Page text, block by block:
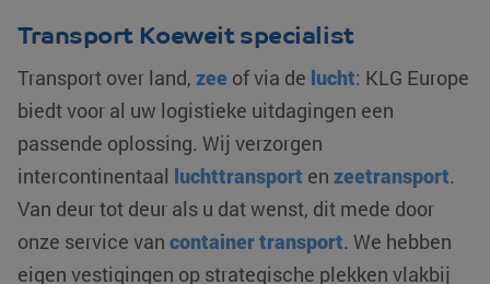
Transport Koeweit specialist
Transport over land, zee of via de lucht: KLG Europe
biedt voor al uw logistieke uitdagingen een
passende oplossing. Wij verzorgen
intercontinentaal luchttransport en zeetransport.
Van deur tot deur als u dat wenst, dit mede door
onze service van container transport. We hebben
eigen vestigingen op strategische plekken vlakbij